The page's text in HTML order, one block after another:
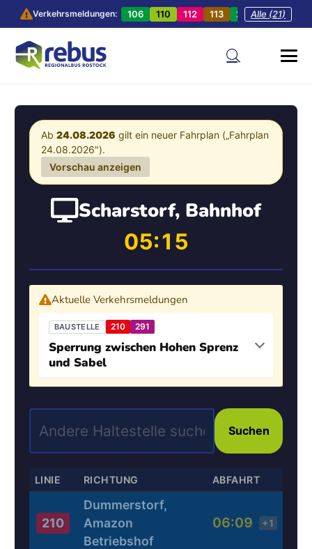
Verkehrsmeldungen: 106 110 112 113 201 202
Alle (21)
Ab 24.08.2026 gilt ein neuer Fahrplan („Fahrplan
24.08.2026").
Vorschau anzeigen
Scharstorf, Bahnhof
05:15
Aktuelle Verkehrsmeldungen
BAUSTELLE 210 291
Sperrung zwischen Hohen Sprenz
und Sabel
Suchen
LINIE RICHTUNG ABFAHRT
210
Dummerstorf,
Amazon
Betriebshof
06:09 +1